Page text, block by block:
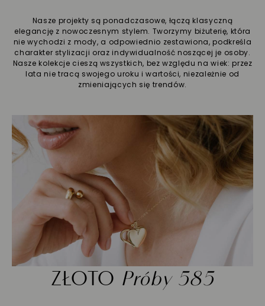
Nasze projekty są ponadczasowe, łączą klasyczną
elegancję z nowoczesnym stylem. Tworzymy biżuterię, która
nie wychodzi z mody, a odpowiednio zestawiona, podkreśla
charakter stylizacji oraz indywidualność noszącej je osoby.
Nasze kolekcje cieszą wszystkich, bez względu na wiek: przez
lata nie tracą swojego uroku i wartości, niezależnie od
zmieniających się trendów.
ZŁOTO Próby 585